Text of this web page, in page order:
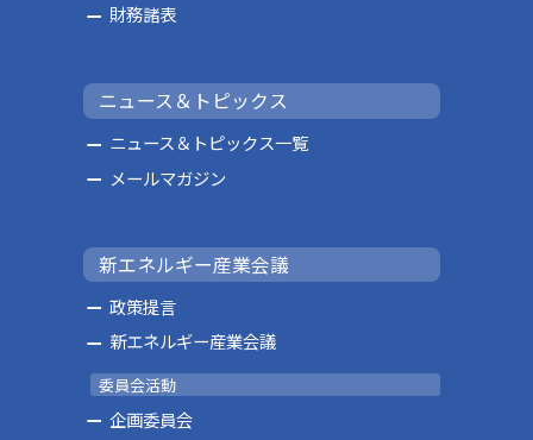
財務諸表
ニュース＆トピックス
ニュース＆トピックス一覧
メールマガジン
新エネルギー産業会議
政策提言
新エネルギー産業会議
委員会活動
企画委員会